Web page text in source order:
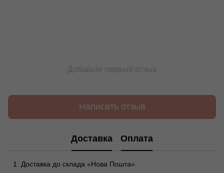
Добавьте первый отзыв
Написать отзыв
Доставка Оплата
Доставка до склада «Нова Пошта».